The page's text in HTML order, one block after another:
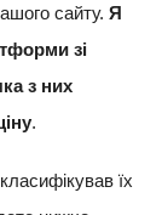
сайту. Я
зі
з них
.
їх